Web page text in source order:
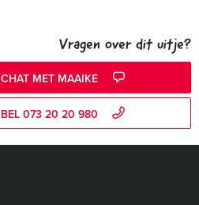
Vragen over dit uitje?
CHAT MET MAAIKE
BEL 073 20 20 980